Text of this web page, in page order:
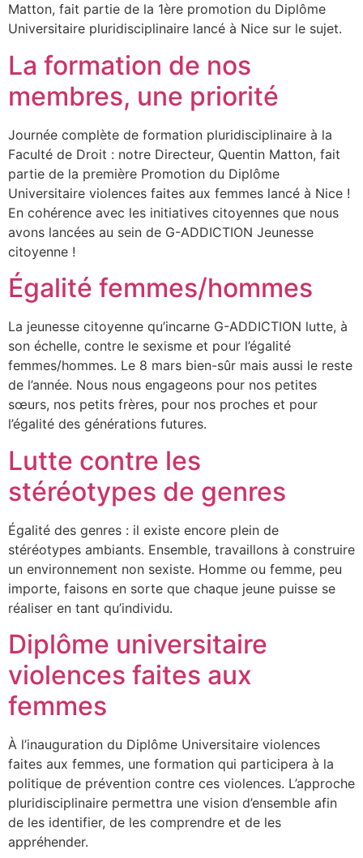
Matton, fait partie de la 1ère promotion du Diplôme
Universitaire pluridisciplinaire lancé à Nice sur le sujet.
La formation de nos
membres, une priorité
Journée complète de formation pluridisciplinaire à la
Faculté de Droit : notre Directeur, Quentin Matton, fait
partie de la première Promotion du Diplôme
Universitaire violences faites aux femmes lancé à Nice !
En cohérence avec les initiatives citoyennes que nous
avons lancées au sein de G-ADDICTION Jeunesse
citoyenne !
Égalité femmes/hommes
La jeunesse citoyenne qu’incarne G-ADDICTION lutte, à
son échelle, contre le sexisme et pour l’égalité
femmes/hommes. Le 8 mars bien-sûr mais aussi le reste
de l’année. Nous nous engageons pour nos petites
sœurs, nos petits frères, pour nos proches et pour
l’égalité des générations futures.
Lutte contre les
stéréotypes de genres
Égalité des genres : il existe encore plein de
stéréotypes ambiants. Ensemble, travaillons à construire
un environnement non sexiste. Homme ou femme, peu
importe, faisons en sorte que chaque jeune puisse se
réaliser en tant qu’individu.
Diplôme universitaire
violences faites aux
femmes
À l’inauguration du Diplôme Universitaire violences
faites aux femmes, une formation qui participera à la
politique de prévention contre ces violences. L’approche
pluridisciplinaire permettra une vision d’ensemble afin
de les identifier, de les comprendre et de les
appréhender.